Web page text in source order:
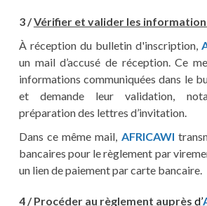
3 /Vérifier et valider les
À réception du bulletin d'inscription,
un mail d’accusé de réception. Ce
informations communiquées dans le
et demande leur validation,
préparation des lettres d’invitation.
Dans ce même mail, AFRICAWI
bancaires pour le règlement par
un lien de paiement par carte bancaire.
4 /Procéder au règlement auprès d’